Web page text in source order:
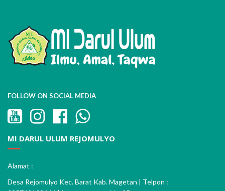
FOLLOW ON SOCIAL MEDIA
MI DARUL ULUM REJOMULYO
Alamat :
Desa Rejomulyo Kec. Barat Kab. Magetan | Telpon :